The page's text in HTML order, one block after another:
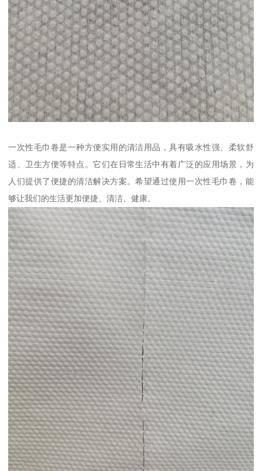
一次性毛巾卷是一种方便实用的清洁用品，具有吸水性强、柔软舒
适、卫生方便等特点。它们在日常生活中有着广泛的应用场景，为
人们提供了便捷的清洁解决方案。希望通过使用一次性毛巾卷，能
够让我们的生活更加便捷、清洁、健康。